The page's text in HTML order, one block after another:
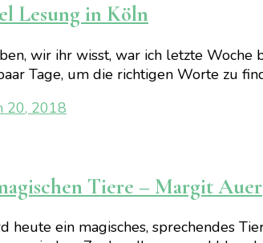
Lesung in Köln
wir ihr wisst, war ich letzte
Tage, um die richtigen Worte zu
20, 2018
Tiere – Margit Auer
heute ein magisches, sprechendes